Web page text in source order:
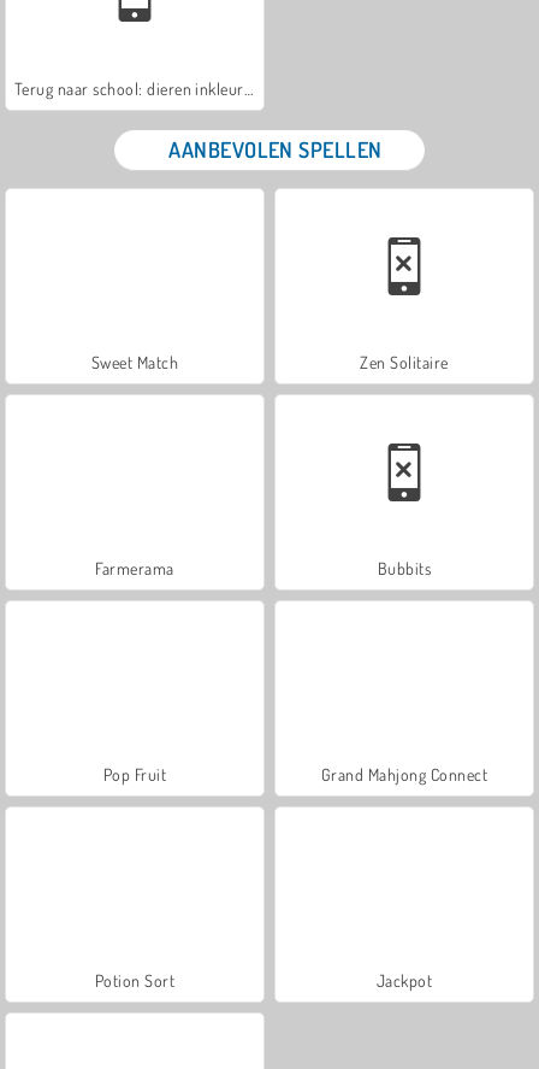
AANBEVOLEN SPELLEN
Sweet Match Zen Solitaire
Farmerama Bubbits
Pop Fruit Grand Mahjong Connect
Potion Sort Jackpot